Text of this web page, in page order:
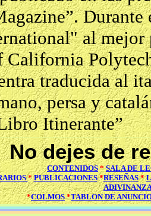
Durante
al mejor
traducida al
persa y
Itinerante”
No dejes de
CONTENIDOS *SALA DE
*PUBLICACIONES*RESEÑAS*
*COLMOS*TABLON DE